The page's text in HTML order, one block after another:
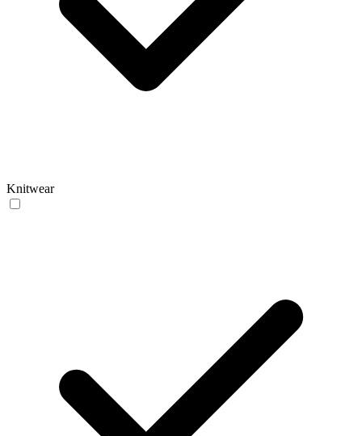
Knitwear